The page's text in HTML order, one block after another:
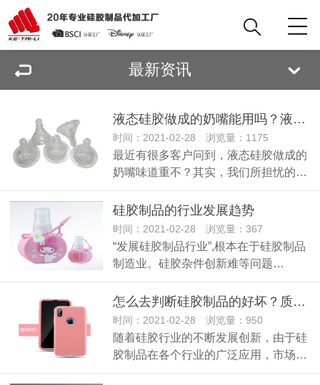
最新资讯
液态硅胶做成的奶嘴能用吗？液态硅胶奶嘴使用安全吗？
时间：2021-02-28 浏览量：1175
最近有很多客户问到，液态硅胶做成的
奶嘴味道重不？其实，我们所担忧的…
硅胶制品的行业发展趋势
时间：2021-02-28 浏览量：367
“发展硅胶制品行业”,根本在于硅胶制品
制造业。硅胶杂件创新难等问题…
怎么去判断硅胶制品的好坏？质量好的硅胶产品有什么特征呢？
时间：2021-02-28 浏览量：950
随着硅胶行业的不断发展创新，由于硅
胶制品在各个行业的广泛应用，市场…